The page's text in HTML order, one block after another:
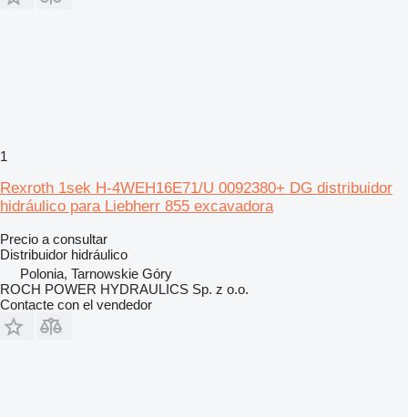
1
Rexroth 1sek H-4WEH16E71/U 0092380+ DG distribuidor
hidráulico para Liebherr 855 excavadora
Precio a consultar
Distribuidor hidráulico
Polonia, Tarnowskie Góry
ROCH POWER HYDRAULICS Sp. z o.o.
Contacte con el vendedor